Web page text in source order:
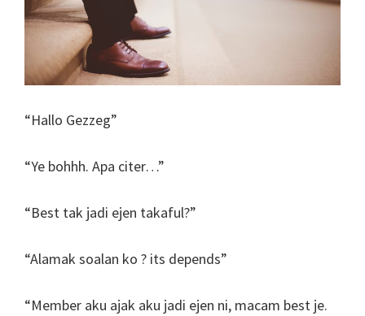
“Hallo Gezzeg”
“Ye bohhh. Apa citer…”
“Best tak jadi ejen takaful?”
“Alamak soalan ko ? its depends”
“Member aku ajak aku jadi ejen ni, macam best je.